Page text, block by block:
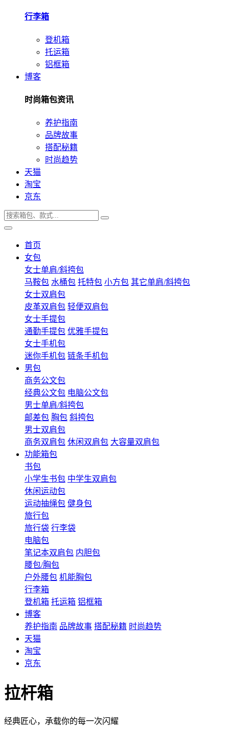
行李箱
登机箱
托运箱
铝框箱
博客
时尚箱包资讯
养护指南
品牌故事
搭配秘籍
时尚趋势
天猫
淘宝
京东
首页
女包
女士单肩/斜挎包
马鞍包 水桶包 托特包 小方包 其它单肩/斜挎包
女士双肩包
皮革双肩包 轻便双肩包
女士手提包
通勤手提包 优雅手提包
女士手机包
迷你手机包 链条手机包
男包
商务公文包
经典公文包 电脑公文包
男士单肩/斜挎包
邮差包 胸包 斜挎包
男士双肩包
商务双肩包 休闲双肩包 大容量双肩包
功能箱包
书包
小学生书包 中学生双肩包
休闲运动包
运动抽绳包 健身包
旅行包
旅行袋 行李袋
电脑包
笔记本双肩包 内胆包
腰包/胸包
户外腰包 机能胸包
行李箱
登机箱 托运箱 铝框箱
博客
养护指南 品牌故事 搭配秘籍 时尚趋势
天猫
淘宝
京东
拉杆箱
经典匠心，承载你的每一次闪耀